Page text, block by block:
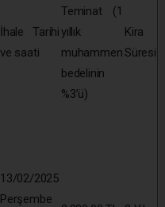
İhale Tarihi
ve saati
Teminat (1
yıllık
muhammen
bedelinin
%3’ü)
Kira
Süresi
13/02/2025
Perşembe